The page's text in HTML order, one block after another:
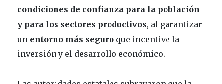
condiciones de confianza para la población
y para los sectores productivos, al garantizar
un entorno más seguro que incentive la
inversión y el desarrollo económico.